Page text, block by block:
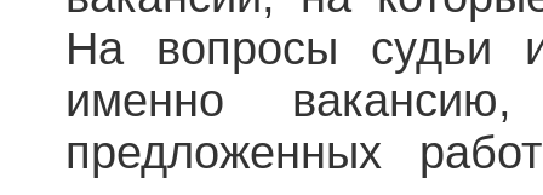
На вопросы судьи
именно
предложенных